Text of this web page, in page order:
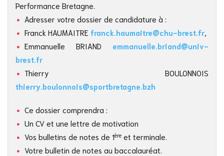
Performance Bretagne.
Adresser votre dossier de candidature à :
Franck HAUMAITRE franck.haumaitre@chu-brest.fr,
Emmanuelle BRIAND emmanuelle.briand@univ-
brest.fr
Thierry BOULONNOIS
thierry.boulonnois@sportbretagne.bzh
Ce dossier comprendra :
Un CV et une lettre de motivation
Vos bulletins de notes de 1ère et terminale.
Votre bulletin de notes au baccalauréat.